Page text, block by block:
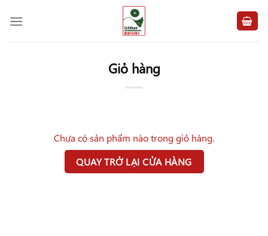
đến
Giỏ hàng
Chưa có sản phẩm nào trong giỏ hàng.
QUAY TRỞ LẠI CỬA HÀNG